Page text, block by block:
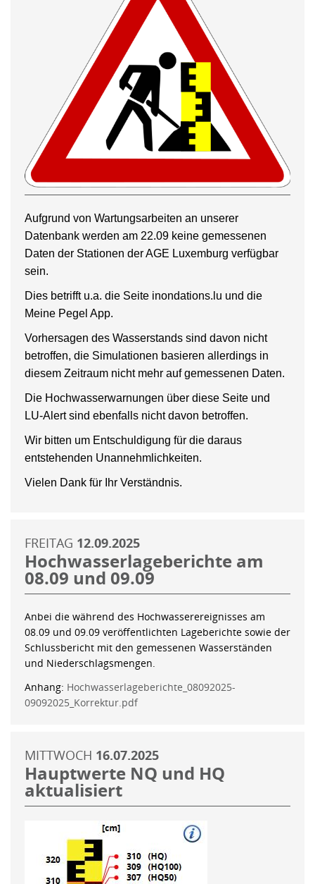
Aufgrund von Wartungsarbeiten an unserer
Datenbank werden am 22.09 keine gemessenen
Daten der Stationen der AGE Luxemburg verfügbar
sein.
Dies betrifft u.a. die Seite inondations.lu und die
Meine Pegel App.
Vorhersagen des Wasserstands sind davon nicht
betroffen, die Simulationen basieren allerdings in
diesem Zeitraum nicht mehr auf gemessenen Daten.
Die Hochwasserwarnungen über diese Seite und
LU-Alert sind ebenfalls nicht davon betroffen.
Wir bitten um Entschuldigung für die daraus
entstehenden Unannehmlichkeiten.
Vielen Dank für Ihr Verständnis.
FREITAG 12.09.2025
Hochwasserlageberichte am
08.09 und 09.09
Anbei die während des Hochwasserereignisses am
08.09 und 09.09 veröffentlichten Lageberichte sowie der
Schlussbericht mit den gemessenen Wasserständen
und Niederschlagsmengen.
Anhang: Hochwasserlageberichte_08092025-
09092025_Korrektur.pdf
MITTWOCH 16.07.2025
Hauptwerte NQ und HQ
aktualisiert